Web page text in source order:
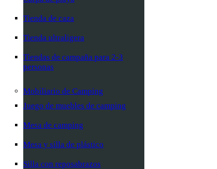
Tienda de caza
Tienda ultraligera
Tiendas de campaña para 2-3
personas
Mobiliario de Camping
Juego de muebles de camping
Mesa de camping
Mesa y silla de plástico
Silla con reposabrazos